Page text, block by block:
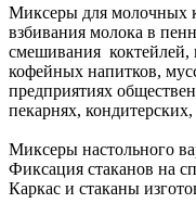
Миксеры для молочных
взбивания молока в
смешивания коктейлей,
кофейных напитков,
предприятиях
пекарнях,
Миксеры настольного
Фиксация стаканов на
Каркас и стаканы